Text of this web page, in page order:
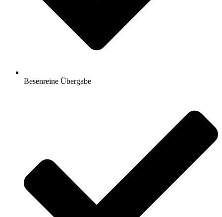
Besenreine Übergabe